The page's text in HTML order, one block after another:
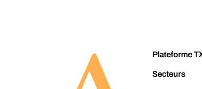
Plateforme
Secteurs